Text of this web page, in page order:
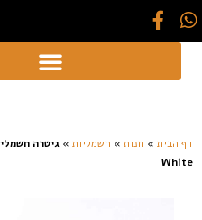
דף הבית » חנות » חשמליות »
White